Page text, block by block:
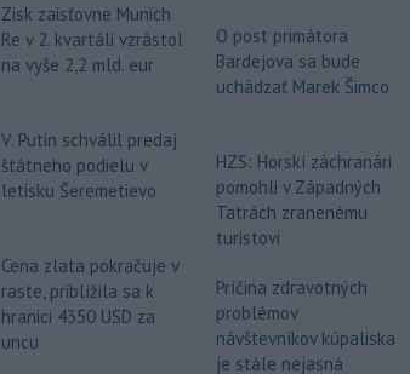
Zisk zaisťovne Munich
Re v 2. kvartáli vzrástol
na vyše 2,2 mld. eur
V. Putin schválil predaj
štátneho podielu v
letisku Šeremetievo
Cena zlata pokračuje v
raste, priblížila sa k
hranici 4350 USD za
uncu
O post primátora
Bardejova sa bude
uchádzať Marek Šimco
HZS: Horskí záchranári
pomohli v Západných
Tatrách zranenému
turistovi
Príčina zdravotných
problémov
návštevníkov kúpaliska
je stále nejasná